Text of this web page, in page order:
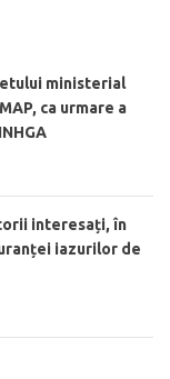
ministerial
ca urmare a
interesați, în
iazurilor de